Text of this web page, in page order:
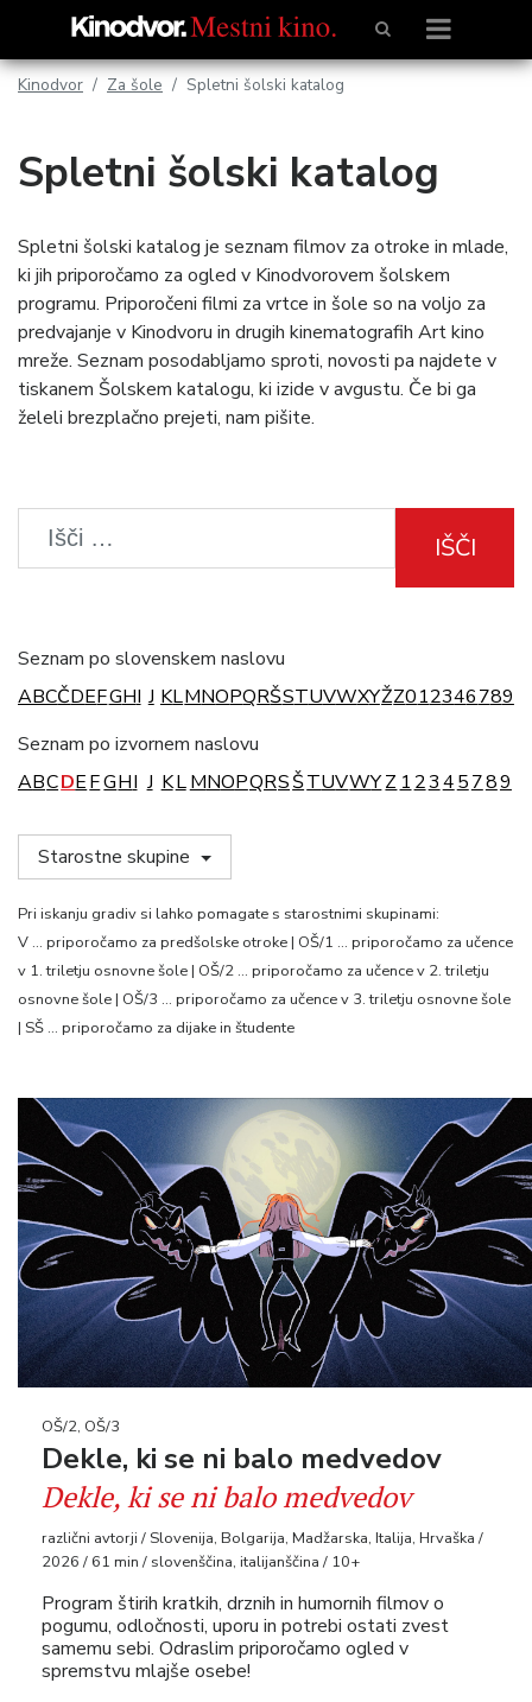
Kinodvor Za šole Spletni šolski katalog
Spletni šolski katalog
Spletni šolski katalog je seznam filmov za otroke in mlade,
ki jih priporočamo za ogled v Kinodvorovem šolskem
programu. Priporočeni filmi za vrtce in šole so na voljo za
predvajanje v Kinodvoru in drugih kinematografih Art kino
mreže. Seznam posodabljamo sproti, novosti pa najdete v
tiskanem Šolskem katalogu, ki izide v avgustu. Če bi ga
želeli brezplačno prejeti, nam pišite.
IŠČI
Seznam po slovenskem naslovu
ABCČDEFGHI J KLMNOPQRŠSTUVWXYŽZ012346789
Seznam po izvornem naslovu
ABCDEFGHI J KLMNOPQRSŠTUVWYZ 1 2345789
Starostne skupine
Pri iskanju gradiv si lahko pomagate s starostnimi skupinami:
V … priporočamo za predšolske otroke | OŠ/1 … priporočamo za učence
v 1. triletju osnovne šole | OŠ/2 … priporočamo za učence v 2. triletju
osnovne šole | OŠ/3 … priporočamo za učence v 3. triletju osnovne šole
| SŠ … priporočamo za dijake in študente
OŠ/2, OŠ/3
Dekle, ki se ni balo medvedov
Dekle, ki se ni balo medvedov
različni avtorji / Slovenija, Bolgarija, Madžarska, Italija, Hrvaška /
2026 / 61 min / slovenščina, italijanščina / 10+
Program štirih kratkih, drznih in humornih filmov o
pogumu, odločnosti, uporu in potrebi ostati zvest
samemu sebi. Odraslim priporočamo ogled v
spremstvu mlajše osebe!